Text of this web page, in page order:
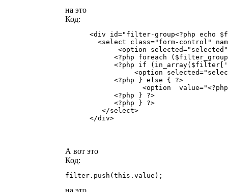
на это
Код:
<div id="filter-group<?php echo
<select class="form-control"
<option
<?php foreach
<?php if
<option
            <?php } else { ?>
<option
            <?php } ?>
            <?php } ?>
         </select>
      </div>
А вот это
Код:
filter.push(this.value);
на это